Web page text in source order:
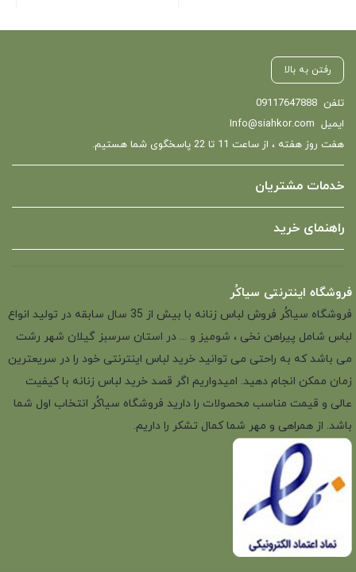
رفتن به بالا
تلفن 09117647888
ایمیل Info@siahkor.com
هفت روز هفته ، از ساعت 11 تا 22 پاسخگوی شما هستیم.
خدمات مشتریان
راهنمای خرید
فروشگاه اینترنتی سیاکُر
فروشگاه سیاکُر فروش لباس زنانه با بیش از 35 سال سابقه در تولید انواع
لباس شامل پیراهن نخی ، شومیز و ... در استان سرسبز گیلان شهر رشت
می باشد که به راحتی می توانید خرید لباس اینترنتی خود را در سریعترین
زمان ممکن انجام دهید. امیدواریم اگر قصد خرید لباس زنانه با کیفیت
عالی و قیمت مناسب محصولات را دارید فروشگاه سیاکُر انتخاب اول شما
باشد. از همراهی و مهر شما کمال تشکر را داریم.